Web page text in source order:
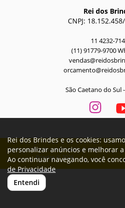
Rei dos
CNPJ:
11 4232-
(11) 91779-9700
São Caetano do Sul
Todos os direitos reservados Rei dos
Brindes © 2026
Rei dos Brindes e os cookies:
personalizar anúncios e melhorar
Ao continuar navegando, você
de Privacidade
Entendi